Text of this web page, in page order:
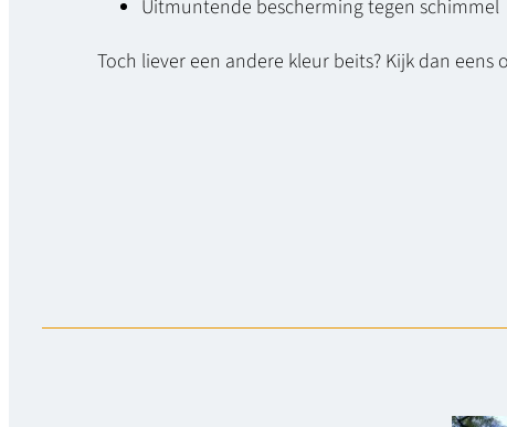
Uitmuntende bescherming tegen schimmel
Toch liever een andere kleur beits? Kijk dan eens